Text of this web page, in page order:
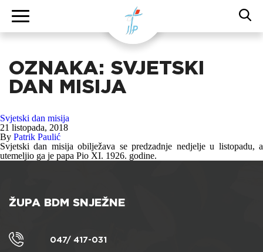
OZNAKA: SVJETSKI
DAN MISIJA
Svjetski dan misija
21 listopada, 2018
By Patrik Paulić
Svjetski dan misija obilježava se predzadnje nedjelje u listopadu, a
utemeljio ga je papa Pio XI. 1926. godine.
ŽUPA BDM SNJEŽNE
047/ 417-031